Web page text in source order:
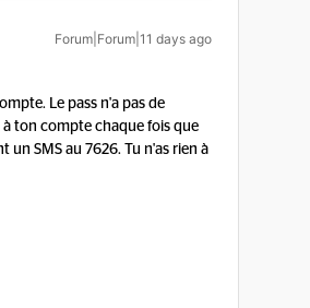
Forum|Forum|11 days ago
Le pass n'a pas de
ton compte chaque fois que
SMS au 7626. Tu n'as rien à